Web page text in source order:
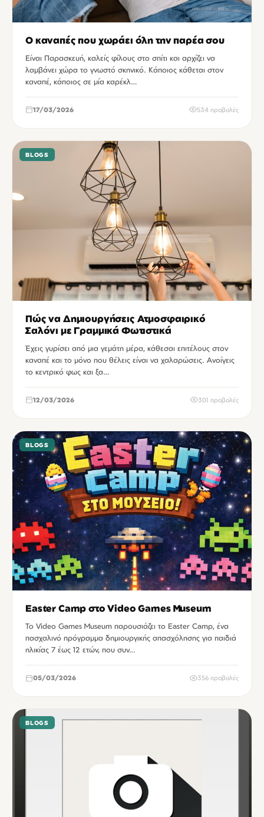
Ο καναπές που χωράει όλη την παρέα σου
Είναι Παρασκευή, καλείς φίλους στο σπίτι και αρχίζει να
λαμβάνει χώρα το γνωστό σκηνικό. Κάποιος κάθεται στον
καναπέ, κάποιος σε μία καρέκλ…
17/03/2026 534 προβολές
BLOGS
Πώς να Δημιουργήσεις Ατμοσφαιρικό
Σαλόνι με Γραμμικά Φωτιστικά
Έχεις γυρίσει από μια γεμάτη μέρα, κάθεσαι επιτέλους στον
καναπέ και το μόνο που θέλεις είναι να χαλαρώσεις. Ανοίγεις
το κεντρικό φως και ξα…
12/03/2026 301 προβολές
BLOGS
Easter Camp στο Video Games Museum
Το Video Games Museum παρουσιάζει το Easter Camp, ένα
πασχαλινό πρόγραμμα δημιουργικής απασχόλησης για παιδιά
ηλικίας 7 έως 12 ετών, που συν…
05/03/2026 356 προβολές
BLOGS